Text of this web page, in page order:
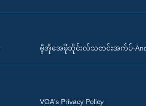
ဗွီအိုအေမိုဘိုင်းလ်သတင်းအက်ပ်-
VOA's Privacy Policy